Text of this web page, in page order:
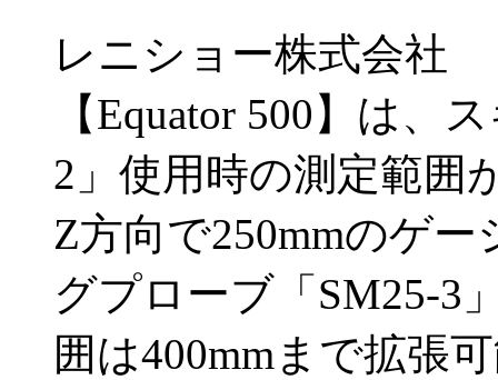
レニショー株式会社
【Equator 500】は、
2」使用時の測定範囲
Z方向で250mmのゲ
グプローブ「SM25-3
囲は400mmまで拡張